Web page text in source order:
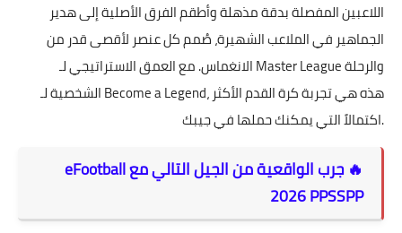
اللاعبين المفصلة بدقة مذهلة وأطقم الفرق الأصلية إلى هدير
الجماهير في الملاعب الشهيرة، صُمم كل عنصر لأقصى قدر من
الانغماس. مع العمق الاستراتيجي لـ Master League والرحلة
الشخصية لـ Become a Legend، هذه هي تجربة كرة القدم الأكثر
اكتمالاً التي يمكنك حملها في جيبك.
🔥 جرب الواقعية من الجيل التالي مع eFootball
2026 PPSSPP